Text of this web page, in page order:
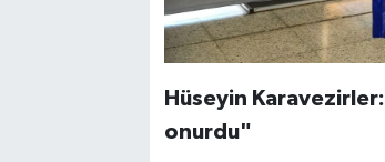
Hüseyin
onurdu"